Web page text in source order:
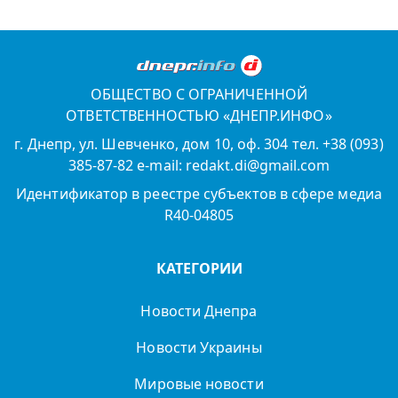
ОБЩЕСТВО С ОГРАНИЧЕННОЙ
ОТВЕТСТВЕННОСТЬЮ «ДНЕПР.ИНФО»
г. Днепр, ул. Шевченко, дом 10, оф. 304 тел. +38 (093)
385-87-82 e-mail: redakt.di@gmail.com
Идентификатор в реестре субъектов в сфере медиа
R40-04805
КАТЕГОРИИ
Новости Днепра
Новости Украины
Мировые новости